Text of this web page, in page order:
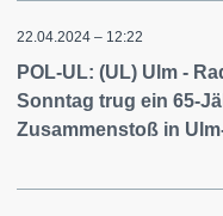
22.04.2024 – 12:22
POL-UL: (UL) Ulm -
Sonntag trug ein 65-
Zusammenstoß in